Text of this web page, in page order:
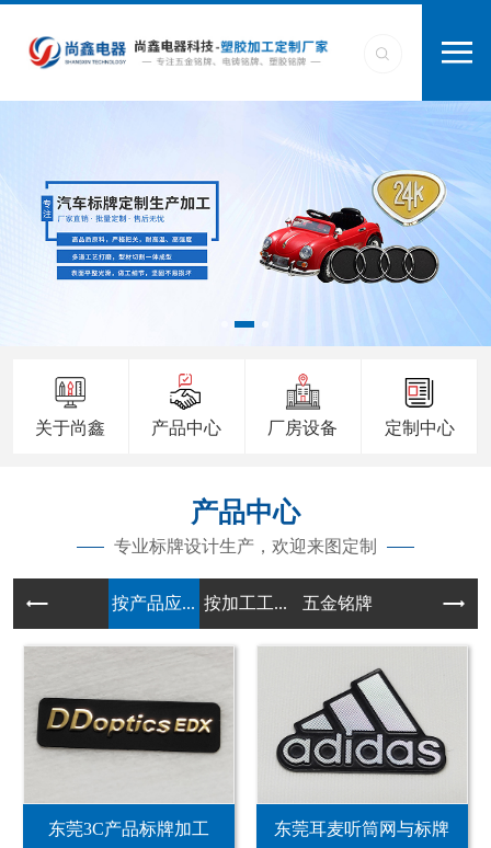
关于尚鑫 产品中心 厂房设备 定制中心
产品中心
专业标牌设计生产，欢迎来图定制
按产品应... 按加工工... 五金铭牌
东莞3C产品标牌加工 东莞耳麦听筒网与标牌